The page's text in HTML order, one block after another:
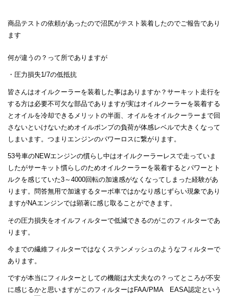
商品テストの依頼があったので沼尻がテスト装着したのでご報告であり
ます
何が違うの？って所でありますが
・圧力損失1/7の低抵抗
皆さんはオイルクーラーを装着した事はありますか？サーキット走行を
する方は必要不可欠な部品でありますが実はオイルクーラーを装着する
とオイルを冷却できるメリットの半面、オイルをオイルクーラーまで回
さないといけないためオイルポンプの負荷が体感レベルで大きくなって
しまいます。つまりエンジンのパワーロスに繋がります。
53号車のNEWエンジンの慣らし中はオイルクーラーレスで走っていま
したがサーキット慣らしのためオイルクーラーを装着するとパワーとト
ルクを感じていた3～4000回転の加速感がなくなってしまった経験があ
ります。問答無用で加速するターボ車ではかなり感じずらい現象であり
ますがNAエンジンでは顕著に感じ取ることができます。
その圧力損失をオイルフィルターで低減できるのがこのフィルターであ
ります。
今までの繊維フィルターではなくステンメッシュのようなフィルターで
あります。
ですが本当にフィルターとしての機能は大丈夫なの？ってところが不安
に感じるかと思いますがこのフィルターはFAA/PMA EASA認定という